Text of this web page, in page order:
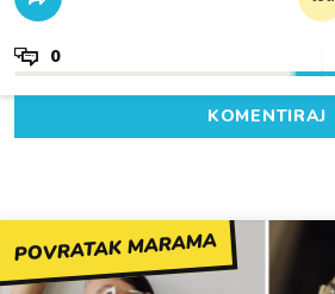
0
KOMENTIRAJ
POVRATAK MARAMA